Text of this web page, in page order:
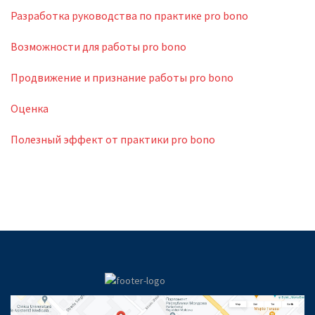
Разработка руководства по практике pro bono
Возможности для работы pro bono
Продвижение и признание работы pro bono
Оценка
Полезный эффект от практики pro bono